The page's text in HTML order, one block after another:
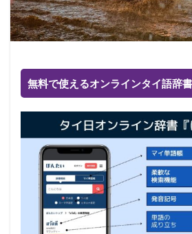
無料で使えるオンラインタイ語辞書